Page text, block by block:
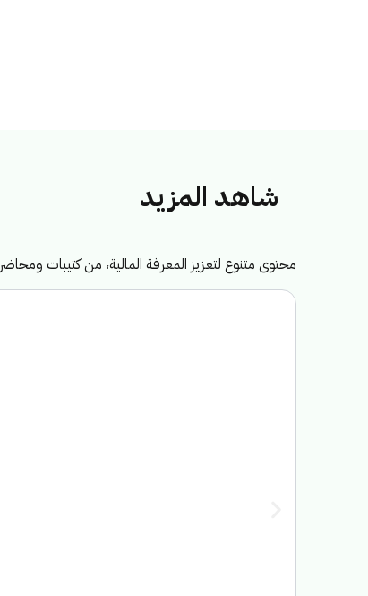
شاهد المزيد
محتوى متنوع لتعزيز المعرفة المالية، من كتيبات